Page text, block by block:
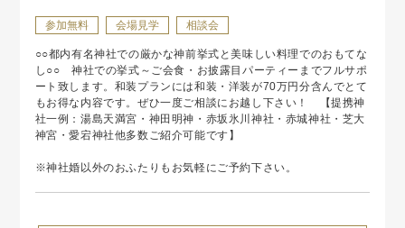
参加無料 会場見学 相談会
○○都内有名神社での厳かな神前挙式と美味しい料理でのおもてな
し○○ 神社での挙式～ご会食・お披露目パーティーまでフルサポ
ート致します。和装プランには和装・洋装が70万円分含んでとて
もお得な内容です。ぜひ一度ご相談にお越し下さい！ 【提携神
社一例：湯島天満宮・神田明神・赤坂氷川神社・赤城神社・芝大
神宮・愛宕神社他多数ご紹介可能です】
※神社婚以外のおふたりもお気軽にご予約下さい。